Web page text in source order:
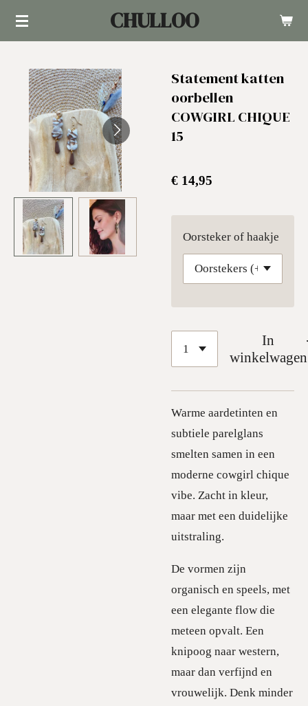
Ga
hoofdinhoud
CHULLOO
Statement katten
oorbellen
COWGIRL CHIQUE
15
€ 14,95
Oorsteker of haakje
In
winkelwagen
Warme aardetinten en
subtiele parelglans
smelten samen in een
moderne cowgirl chique
vibe. Zacht in kleur,
maar met een duidelijke
uitstraling.
De vormen zijn
organisch en speels, met
een elegante flow die
meteen opvalt. Een
knipoog naar western,
maar dan verfijnd en
vrouwelijk. Denk minder